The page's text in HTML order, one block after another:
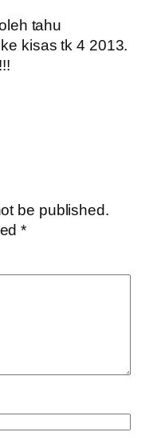
tahu
kisas tk 4 2013.
be published.
*